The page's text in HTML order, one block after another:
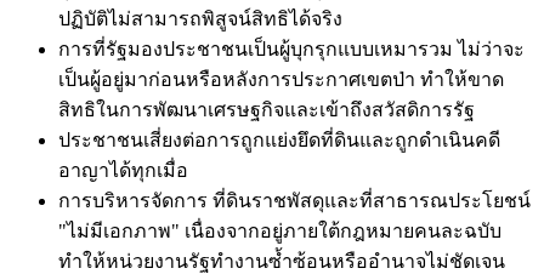
ปฏิบัติไม่สามารถพิสูจน์สิทธิได้จริง
การที่รัฐมองประชาชนเป็นผู้บุกรุกแบบเหมารวม ไม่ว่าจะ
เป็นผู้อยู่มาก่อนหรือหลังการประกาศเขตป่า ทำให้ขาด
สิทธิในการพัฒนาเศรษฐกิจและเข้าถึงสวัสดิการรัฐ
ประชาชนเสี่ยงต่อการถูกแย่งยึดที่ดินและถูกดำเนินคดี
อาญาได้ทุกเมื่อ
การบริหารจัดการ ที่ดินราชพัสดุและที่สาธารณประโยชน์
"ไม่มีเอกภาพ" เนื่องจากอยู่ภายใต้กฎหมายคนละฉบับ
ทำให้หน่วยงานรัฐทำงานซ้ำซ้อนหรืออำนาจไม่ชัดเจน